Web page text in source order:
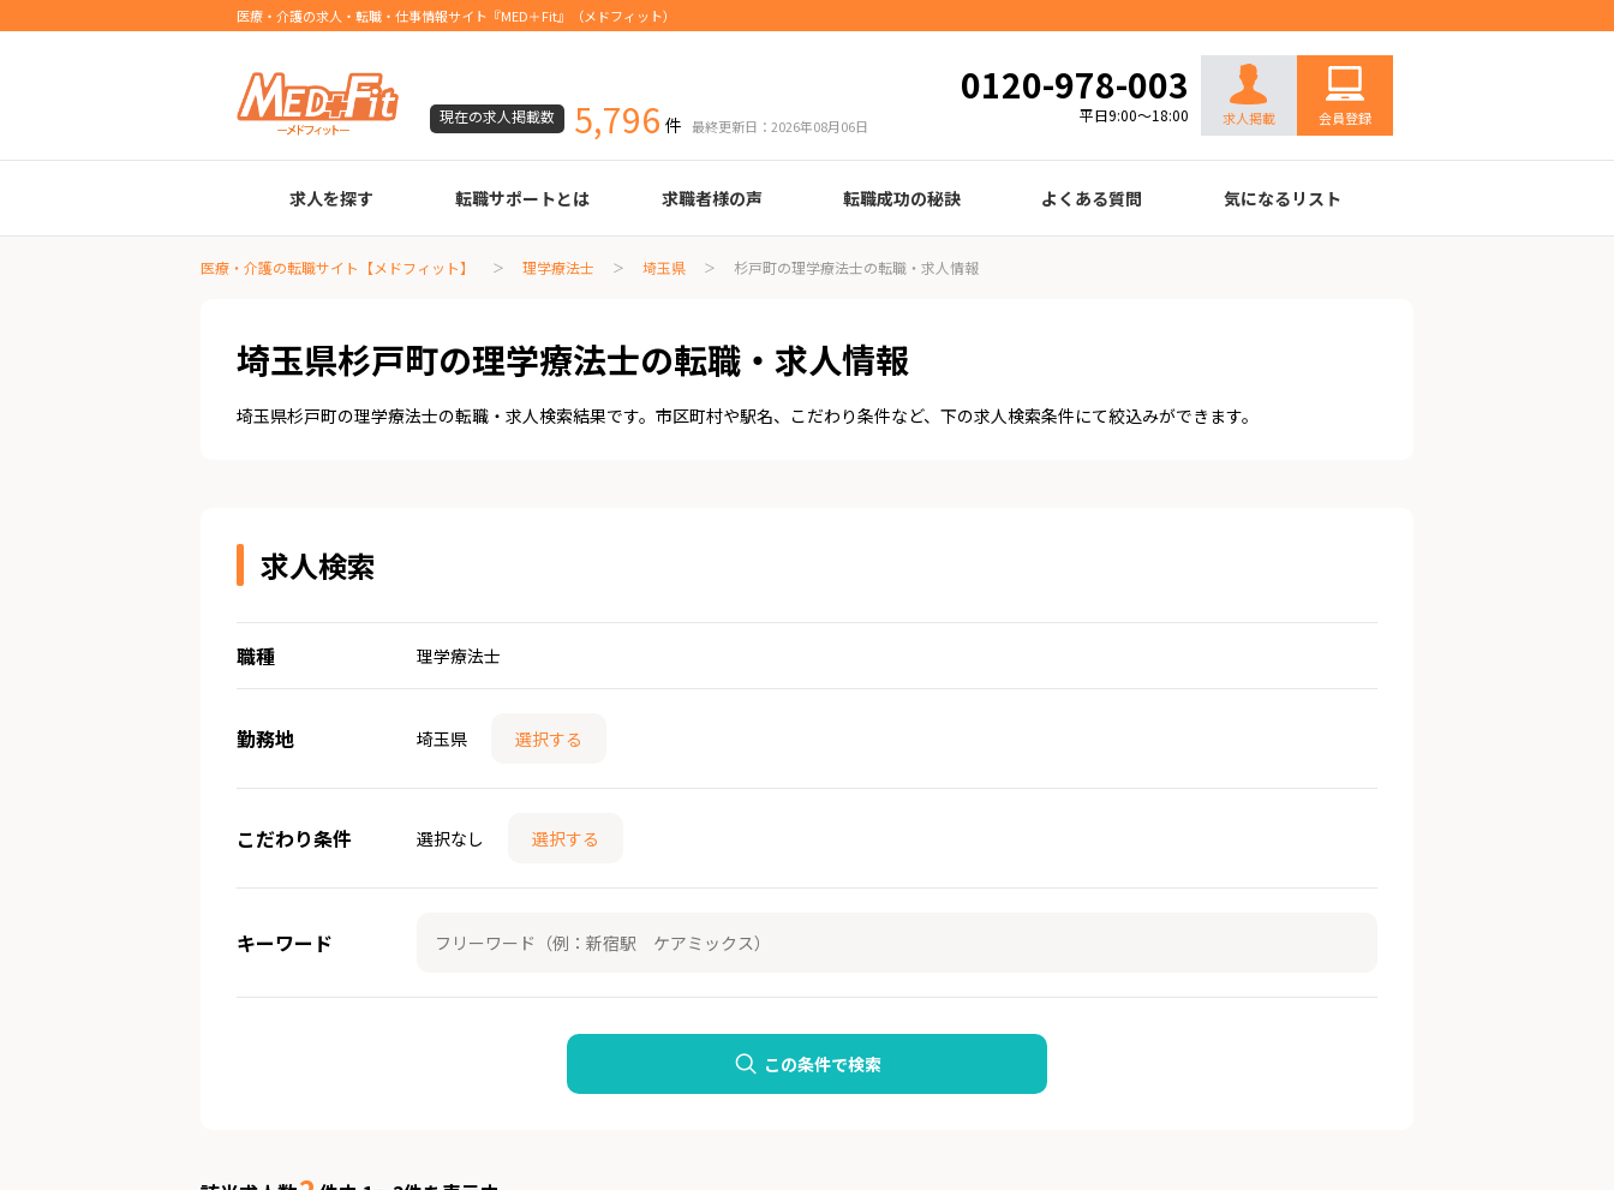
医療・介護の求人・転職・仕事情報サイト『MED＋Fit』（メドフィット）
現在の求人掲載数 5,796 件 最終更新日：2026年08月06日
0120-978-003
平日9:00～18:00 求人掲載 会員登録
求人を探す
臨床検査技師
診療放射線技師
臨床工学技士
医療事務
調剤薬局事務
理学療法士
作業療法士
言語聴覚士
機能訓練指導員
視能訓練士
看護師
薬剤師
転職サポートとは 求職者様の声
臨床検査技師
診療放射線技師
臨床工学技士
医療事務
調剤薬局事務
理学療法士
作業療法士
言語聴覚士
機能訓練指導員
視能訓練士
看護師
薬剤師
転職成功の秘訣
履歴書の書き方
職務経歴書の書き方
面接の心得
面接のコツ
転職の際に知っておきたいこと
年齢早見表
給与
よくある質問 気になるリスト
医療・介護の転職サイト【メドフィット】 理学療法士 埼玉県 杉戸町の理学療法士の転職・求人情報
埼玉県杉戸町の理学療法士の転職・求人情報
埼玉県杉戸町の理学療法士の転職・求人検索結果です。市区町村や駅名、こだわり条件など、下の求人検索条件にて絞込みができます。
求人検索
職種 理学療法士
勤務地 埼玉県 選択する
こだわり条件 選択なし 選択する
キーワード
この条件で検索